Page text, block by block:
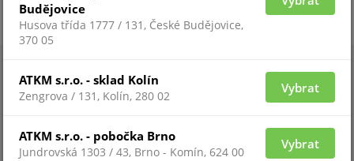
Budějovice
Husova třída 1777 / 131, České Budějovice,
370 05
ATKM s.r.o. - sklad Kolín
Zengrova / 131, Kolín, 280 02
Vybrat
ATKM s.r.o. - pobočka Brno
Jundrovská 1303 / 43, Brno - Komín, 624 00
Vybrat